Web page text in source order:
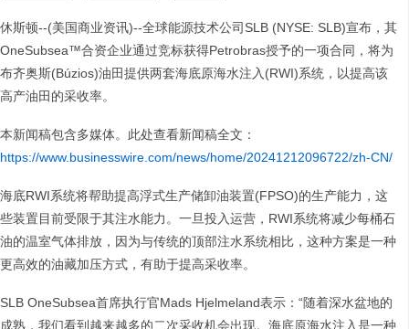
休斯顿--(美国商业资讯)--全球能源技术公司SLB (NYSE: SLB)宣布，其
OneSubsea™合资企业通过竞标获得Petrobras授予的一项合同，将为
布齐奥斯(Búzios)油田提供两套海底原海水注入(RWI)系统，以提高该
高产油田的采收率。
本新闻稿包含多媒体。此处查看新闻稿全文：
https://www.businesswire.com/news/home/20241212096722/zh-CN/
海底RWI系统将帮助提高浮式生产储卸油装置(FPSO)的生产能力，这
些装置目前受限于其注水能力。一旦投入运营，RWI系统将减少每桶石
油的温室气体排放，因为与传统的顶部注水系统相比，这种方案是一种
更高效的油藏加压方式，有助于提高采收率。
SLB OneSubsea首席执行官Mads Hjelmeland表示：“随着深水盆地的
成熟，我们看到越来越多的二次采收机会出现。海底原海水注入是一种